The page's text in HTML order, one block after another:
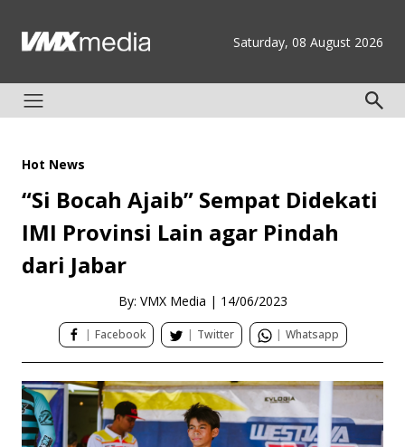
Saturday, 08 August 2026
Hot News
“Si Bocah Ajaib” Sempat Didekati
IMI Provinsi Lain agar Pindah
dari Jabar
By: VMX Media | 14/06/2023
| Facebook | Twitter | Whatsapp